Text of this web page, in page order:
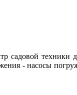
садовой техники
- насосы